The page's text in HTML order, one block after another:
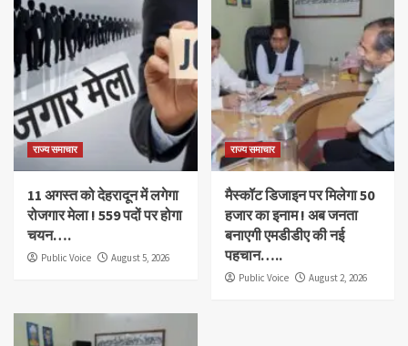
राज्य समाचार
11 अगस्त को देहरादून में लगेगा
रोजगार मेला ! 559 पदों पर होगा
चयन….
Public Voice August 5, 2026
राज्य समाचार
मैस्कॉट डिजाइन पर मिलेगा 50
हजार का इनाम ! अब जनता
बनाएगी एमडीडीए की नई
पहचान…..
Public Voice August 2, 2026